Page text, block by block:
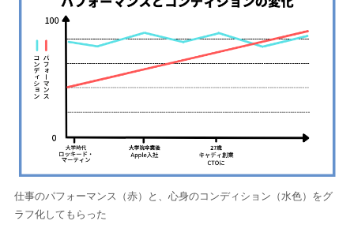
仕事のパフォーマンス（赤）と、心身のコンディション（水色）をグ
ラフ化してもらった